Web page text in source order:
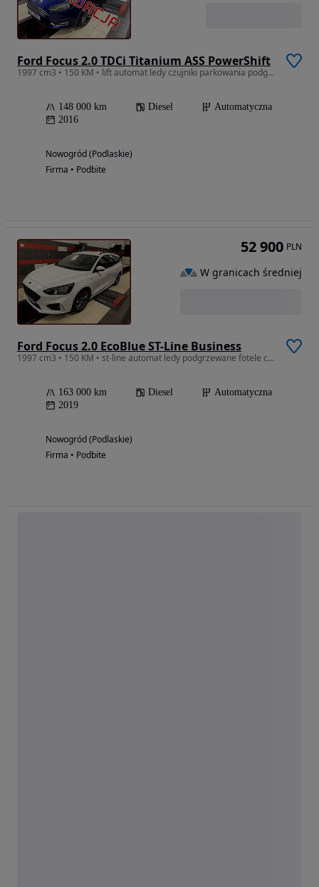
Ford Focus 2.0 TDCi Titanium ASS PowerShift
1997 cm3 • 150 KM • lift automat ledy czujniki parkowania podg.fotele/kierownica
148 000 km Diesel
Automatyczna
2016
Nowogród (Podlaskie)
Firma • Podbite
Ford Focus 2.0 EcoBlue ST-Line Business
1997 cm3 • 150 KM • st-line automat ledy podgrzewane fotele czujniki parkowania
163 000 km Diesel
Automatyczna
2019
Nowogród (Podlaskie)
Firma • Podbite
52 900 PLN
W granicach średniej